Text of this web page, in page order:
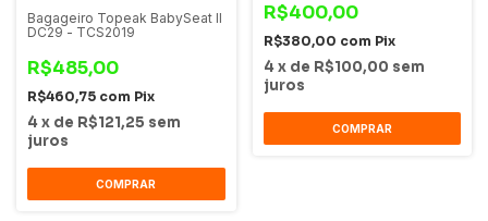
Bagageiro Topeak BabySeat II
DC29 - TCS2019
R$485,00
R$460,75 com Pix
4x de R$121,25 sem
juros
COMPRAR
R$400,00
R$380,00 com Pix
4 x de R$100,00 sem
juros
COMPRAR